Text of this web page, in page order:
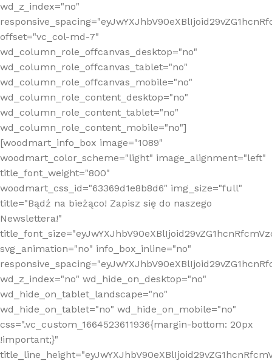
wd_z_index="no"
offset="vc_col-md-7"
wd_column_role_offcanvas_desktop="no"
wd_column_role_offcanvas_tablet="no"
wd_column_role_offcanvas_mobile="no"
wd_column_role_content_desktop="no"
wd_column_role_content_tablet="no"
wd_column_role_content_mobile="no"]
[woodmart_info_box image="1089"
woodmart_color_scheme="light" image_alignment="left"
title_font_weight="800"
woodmart_css_id="63369d1e8b8d6" img_size="full"
title="Bądź na bieżąco! Zapisz się do naszego
Newslettera!"
svg_animation="no" info_box_inline="no"
wd_z_index="no" wd_hide_on_desktop="no"
wd_hide_on_tablet_landscape="no"
wd_hide_on_tablet="no" wd_hide_on_mobile="no"
css=".vc_custom_1664523611936{margin-bottom: 20px
!important;}"